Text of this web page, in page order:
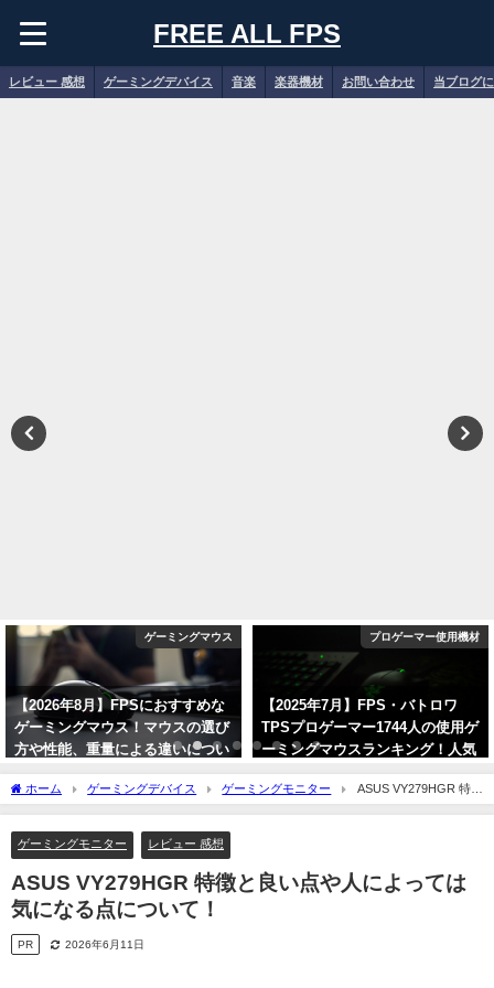
FREE ALL FPS
レビュー 感想 ゲーミングデバイス 音楽 楽器機材 お問い合わせ 当ブログ
ゲーミングマウス
【2026年8月】FPSにおすすめな
ゲーミングマウス！マウスの選び
方や性能、重量による違いについ
て ！
プロゲーマー使用機材
【2025年7月】FPS・バトロワ
TPSプロゲーマー1744人の使用ゲ
ーミングマウスランキング！人気
メーカーとモデルを紹介！
ホーム ゲーミングデバイス ゲーミングモニター
ASUS VY279HGR 特徴
と良い点や人によっては気になる点について！
ゲーミングモニター レビュー 感想
ASUS VY279HGR 特徴と良い点や人によっては
気になる点について！
PR 2026年6月11日